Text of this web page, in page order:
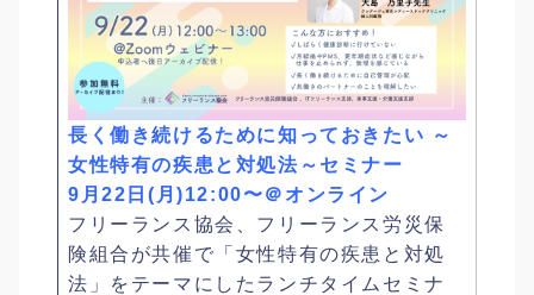
長く働き続けるために知っておきたい​​ ～
女性特有の疾患と対処法～​セミナー
9月22日(月)12:00〜＠オンライン
フリーランス協会、フリーランス労災保
険組合が共催で「女性特有の疾患と対処
法」をテーマにしたランチタイムセミナ